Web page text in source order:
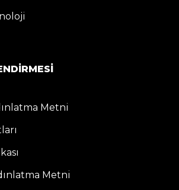
Metni
Metni